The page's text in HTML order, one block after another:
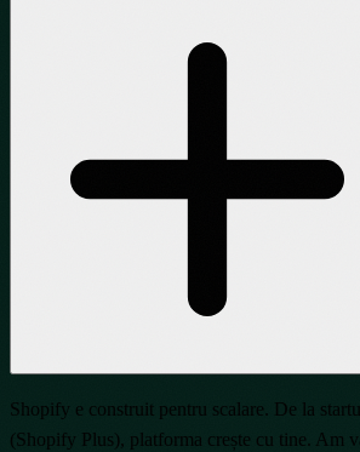
Shopify e construit pentru scalare. De la
(Shopify Plus), platforma crește cu tine. Am